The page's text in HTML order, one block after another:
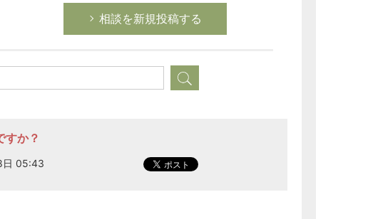
相談を新規投稿する
すか？
日 05:43